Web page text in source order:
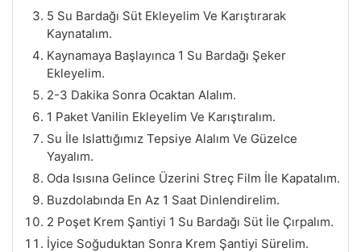
5 Su Bardağı Süt Ekleyelim Ve Karıştırarak
Kaynatalım.
Kaynamaya Başlayınca 1 Su Bardağı Şeker
Ekleyelim.
2-3 Dakika Sonra Ocaktan Alalım.
1 Paket Vanilin Ekleyelim Ve Karıştıralım.
Su İle Islattığımız Tepsiye Alalım Ve Güzelce
Yayalım.
Oda Isısına Gelince Üzerini Streç Film İle Kapatalım.
Buzdolabında En Az 1 Saat Dinlendirelim.
2 Poşet Krem Şantiyi 1 Su Bardağı Süt İle Çırpalım.
İyice Soğuduktan Sonra Krem Şantiyi Sürelim.